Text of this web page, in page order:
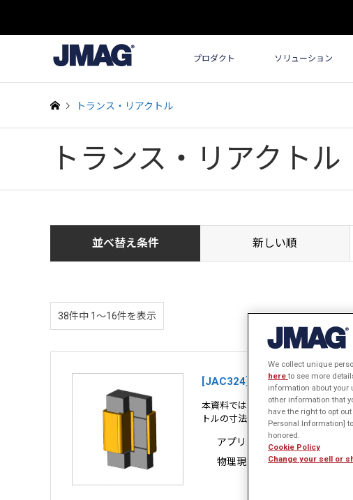
プロダクト ソリューション
トランス・リアクトル
トランス・リアクトル
並べ替え条件 新しい順
38件中 1〜16件を表示
[JAC324] DCリアクトルの鉄心
本資料では、最大温度と体積の最小
トルの寸法やコイル巻数と同時に鉄
アプリケーション:トランス・
物理現象:
熱、磁界 技術テ
We collect unique
hereto see more
information about your
other information that
have the right to opt
Personal Information]
honored.
Cookie Policy
Change your sell or